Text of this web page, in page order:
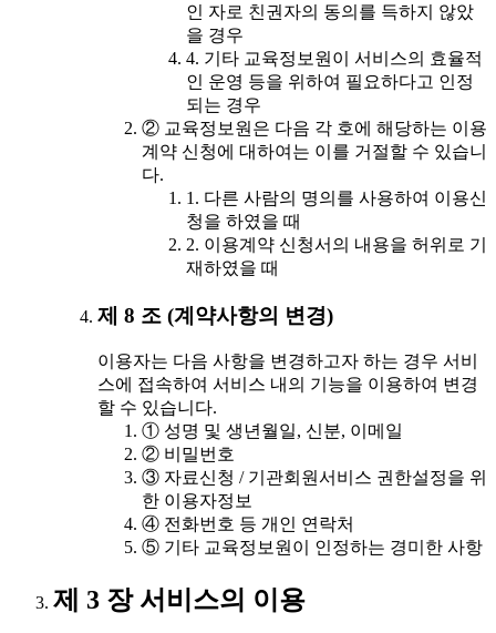
인 자로 친권자의 동의를 득하지 않았
을 경우
4. 기타 교육정보원이 서비스의 효율적
인 운영 등을 위하여 필요하다고 인정
되는 경우
② 교육정보원은 다음 각 호에 해당하는 이용
계약 신청에 대하여는 이를 거절할 수 있습니
다.
1. 다른 사람의 명의를 사용하여 이용신
청을 하였을 때
2. 이용계약 신청서의 내용을 허위로 기
재하였을 때
제 8 조 (계약사항의 변경)
이용자는 다음 사항을 변경하고자 하는 경우 서비
스에 접속하여 서비스 내의 기능을 이용하여 변경
할 수 있습니다.
① 성명 및 생년월일, 신분, 이메일
② 비밀번호
③ 자료신청 / 기관회원서비스 권한설정을 위
한 이용자정보
④ 전화번호 등 개인 연락처
⑤ 기타 교육정보원이 인정하는 경미한 사항
제 3 장 서비스의 이용